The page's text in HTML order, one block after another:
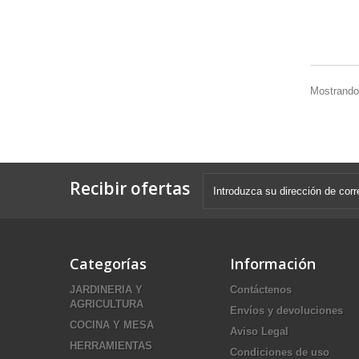
Recibir ofertas
Categorías
JARDINERIA Y
AGRICULTURA
COCINA Y MESA
HERRAMIENTAS
Información
Contáctenos
Envíos y devoluciones
Aviso Legal
Condiciones de uso